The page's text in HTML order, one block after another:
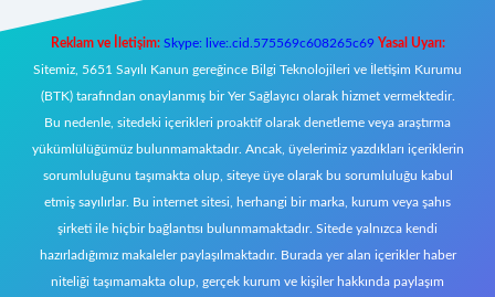
Reklam ve İletişim: Skype: live:.cid.575569c608265c69 Yasal Uyarı:
Sitemiz, 5651 Sayılı Kanun gereğince Bilgi Teknolojileri ve İletişim Kurumu
(BTK) tarafından onaylanmış bir Yer Sağlayıcı olarak hizmet vermektedir.
Bu nedenle, sitedeki içerikleri proaktif olarak denetleme veya araştırma
yükümlülüğümüz bulunmamaktadır. Ancak, üyelerimiz yazdıkları içeriklerin
sorumluluğunu taşımakta olup, siteye üye olarak bu sorumluluğu kabul
etmiş sayılırlar. Bu internet sitesi, herhangi bir marka, kurum veya şahıs
şirketi ile hiçbir bağlantısı bulunmamaktadır. Sitede yalnızca kendi
hazırladığımız makaleler paylaşılmaktadır. Burada yer alan içerikler haber
niteliği taşımamakta olup, gerçek kurum ve kişiler hakkında paylaşım